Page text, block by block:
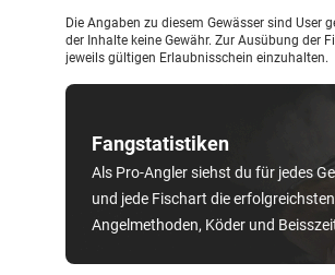
Fangstatistiken
Als Pro-Angler siehst du für jedes
und jede Fischart die erfolgreichsten
Angelmethoden, Köder und
Die Angaben zu diesem Gewässer sind
der Inhalte keine Gewähr. Zur Ausübung der
jeweils gültigen Erlaubnisschein einzuhalten.